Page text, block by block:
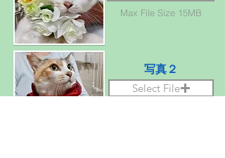
Max File Size 15MB
写真２
Select File